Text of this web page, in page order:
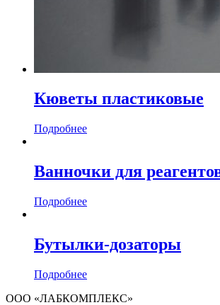
Кюветы пластиковые
Подробнее
Ванночки для
Подробнее
Бутылки-дозаторы
Подробнее
ООО «ЛАБКОМПЛЕКС»